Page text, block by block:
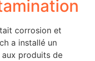
corrosion et
a installé un
aux produits de